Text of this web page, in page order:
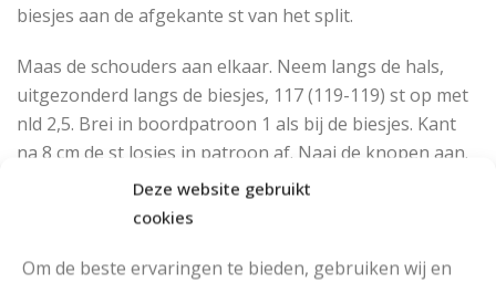
Deze website gebruikt
cookies
Om de beste ervaringen te bieden, gebruiken wij en
biesjes aan de afgekante st van het split.
Maas de schouders aan elkaar. Neem langs de hals,
uitgezonderd langs de biesjes, 117 (119-119) st op met
nld 2,5. Brei in boordpatroon 1 als bij de biesjes. Kant
na 8 cm de st losjes in patroon af. Naai de knopen aan.